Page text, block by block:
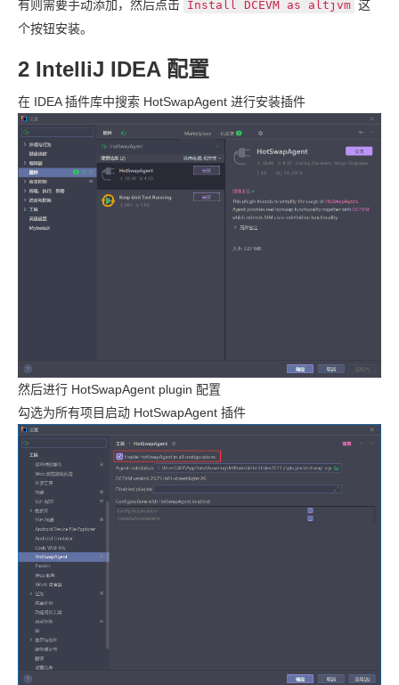
有则需要手动添加，然后点击 Install DCEVM as altjvm 这
个按钮安装。
2 IntelliJ IDEA 配置
在 IDEA 插件库中搜索 HotSwapAgent 进行安装插件
然后进行 HotSwapAgent plugin 配置
勾选为所有项目启动 HotSwapAgent 插件